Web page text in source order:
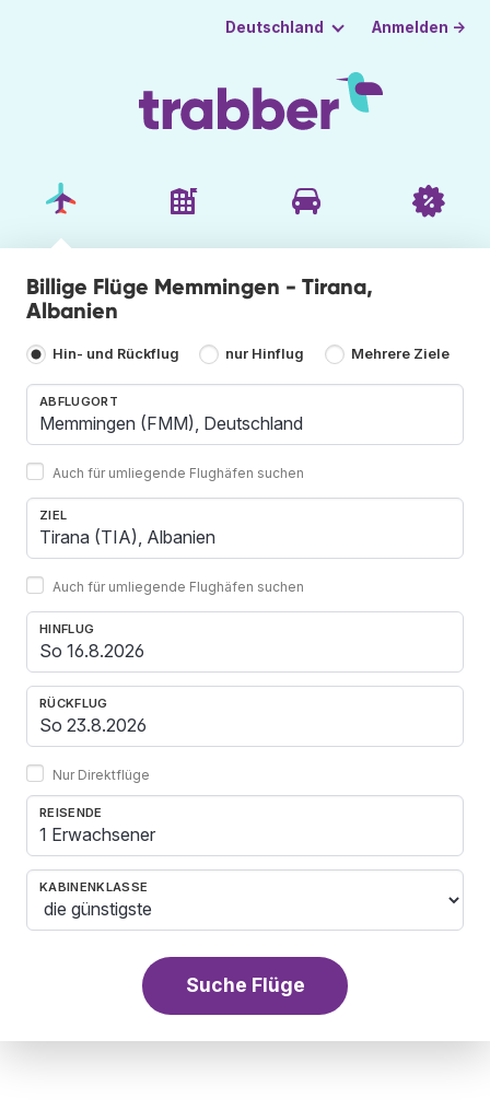
Deutschland Anmelden →
Billige Flüge Memmingen - Tirana,
Albanien
Hin- und Rückflug nur Hinflug Mehrere Ziele
ABFLUGORT
Auch für umliegende Flughäfen suchen
ZIEL
Auch für umliegende Flughäfen suchen
HINFLUG
RÜCKFLUG
Nur Direktflüge
REISENDE
1 Erwachsener
KABINENKLASSE
Suche Flüge